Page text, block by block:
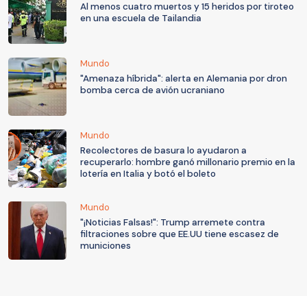
Al menos cuatro muertos y 15 heridos por tiroteo
en una escuela de Tailandia
Mundo
"Amenaza híbrida": alerta en Alemania por dron
bomba cerca de avión ucraniano
Mundo
Recolectores de basura lo ayudaron a
recuperarlo: hombre ganó millonario premio en la
lotería en Italia y botó el boleto
Mundo
"¡Noticias Falsas!": Trump arremete contra
filtraciones sobre que EE.UU tiene escasez de
municiones